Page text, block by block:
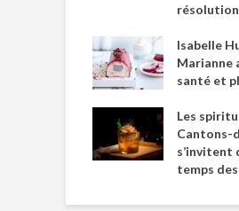
Isabelle
Marianne
santé et
Les
Cantons-
s’invitent
temps